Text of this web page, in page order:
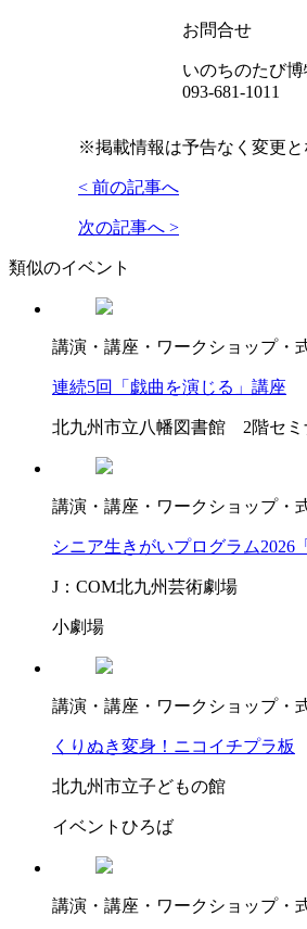
お問合せ
いのちのたび
093-681-1011
※掲載情報は予告なく変更と
< 前の記事へ
次の記事へ >
類似のイベント
講演・講座・ワークショップ・
連続5回「戯曲を演じる」講座
北九州市立八幡図書館 2階セミ
講演・講座・ワークショップ・
シニア生きがいプログラム
J：COM北九州芸術劇場
小劇場
講演・講座・ワークショップ・
くりぬき変身！ニコイチプラ板
北九州市立子どもの館
イベントひろば
講演・講座・ワークショップ・